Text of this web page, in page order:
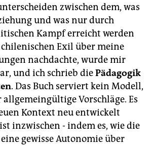
zwischen dem, was
und was nur durch
Kampf erreicht werden
Exil über meine
nachdachte, wurde mir
und ich schrieb diePädagogik
. Das Buch serviert kein Modell,
allgemeingültige Vorschläge. Es
Kontext neu entwickelt
inzwischen - indem es, wie die
gewisse Autonomie über